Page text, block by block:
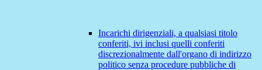
Incarichi dirigenziali, a qualsiasi titolo
conferiti, ivi inclusi quelli conferiti
discrezionalmente dall'organo di indirizzo
politico senza procedure pubbliche di